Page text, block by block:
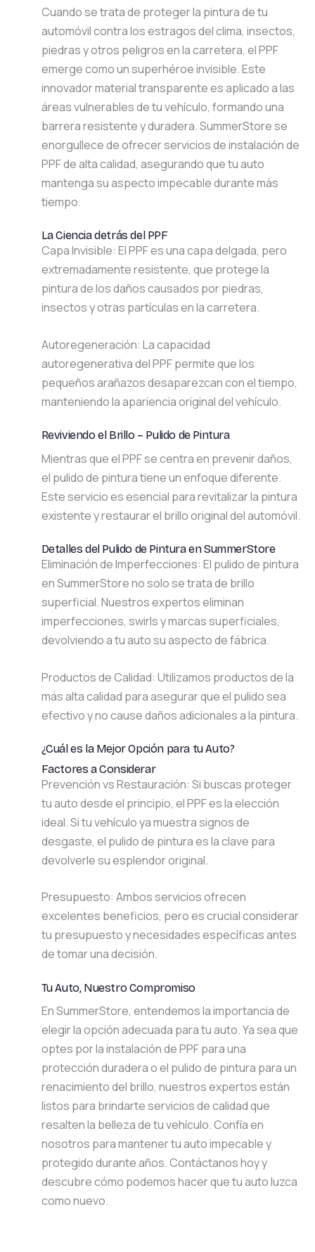
Cuando se trata de proteger la pintura de tu
automóvil contra los estragos del clima, insectos,
piedras y otros peligros en la carretera, el PPF
emerge como un superhéroe invisible. Este
innovador material transparente es aplicado a las
áreas vulnerables de tu vehículo, formando una
barrera resistente y duradera. SummerStore se
enorgullece de ofrecer servicios de instalación de
PPF de alta calidad, asegurando que tu auto
mantenga su aspecto impecable durante más
tiempo.
La Ciencia detrás del PPF
Capa Invisible: El PPF es una capa delgada, pero
extremadamente resistente, que protege la
pintura de los daños causados por piedras,
insectos y otras partículas en la carretera.
Autoregeneración: La capacidad
autoregenerativa del PPF permite que los
pequeños arañazos desaparezcan con el tiempo,
manteniendo la apariencia original del vehículo.
Reviviendo el Brillo – Pulido de Pintura
Mientras que el PPF se centra en prevenir daños,
el pulido de pintura tiene un enfoque diferente.
Este servicio es esencial para revitalizar la pintura
existente y restaurar el brillo original del automóvil.
Detalles del Pulido de Pintura en SummerStore
Eliminación de Imperfecciones: El pulido de pintura
en SummerStore no solo se trata de brillo
superficial. Nuestros expertos eliminan
imperfecciones, swirls y marcas superficiales,
devolviendo a tu auto su aspecto de fábrica.
Productos de Calidad: Utilizamos productos de la
más alta calidad para asegurar que el pulido sea
efectivo y no cause daños adicionales a la pintura.
¿Cuál es la Mejor Opción para tu Auto?
Factores a Considerar
Prevención vs Restauración: Si buscas proteger
tu auto desde el principio, el PPF es la elección
ideal. Si tu vehículo ya muestra signos de
desgaste, el pulido de pintura es la clave para
devolverle su esplendor original.
Presupuesto: Ambos servicios ofrecen
excelentes beneficios, pero es crucial considerar
tu presupuesto y necesidades específicas antes
de tomar una decisión.
Tu Auto, Nuestro Compromiso
En SummerStore, entendemos la importancia de
elegir la opción adecuada para tu auto. Ya sea que
optes por la instalación de PPF para una
protección duradera o el pulido de pintura para un
renacimiento del brillo, nuestros expertos están
listos para brindarte servicios de calidad que
resalten la belleza de tu vehículo. Confía en
nosotros para mantener tu auto impecable y
protegido durante años. Contáctanos hoy y
descubre cómo podemos hacer que tu auto luzca
como nuevo.